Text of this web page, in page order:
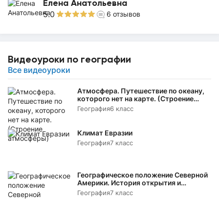
Елена Анатольевна
5.0 6 отзывов
Видеоуроки по географии
Все видеоуроки
Атмосфера. Путешествие по океану,
которого нет на карте. (Строение
атмосферы)
География6 класс
Климат Евразии
География7 класс
Географическое положение Северной
Америки. История открытия и
исследования
География7 класс